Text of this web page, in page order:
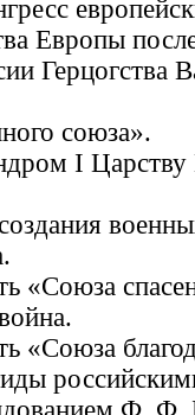
Европы
Герцогства
союза».
I
«Союза
«Союза